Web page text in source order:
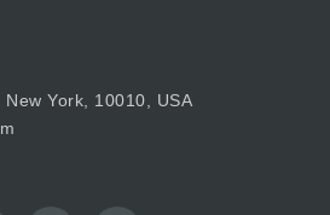
York, 10010, USA